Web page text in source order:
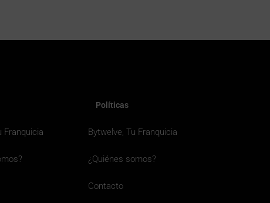
Franquicia
Políticas
Bytwelve, Tu Franquicia
¿Quiénes somos?
Contacto